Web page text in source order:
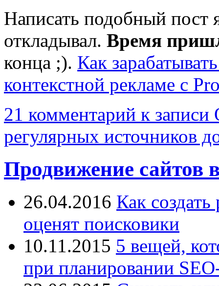
Написать подобный пост
откладывал. Время
конца ;). Как
контекстной рекламе с
21 комментарий к
регулярных источников
Продвижение сайтов
26.04.2016 Как
оценят поисковики
10.11.2015 5 вещей,
при планировании